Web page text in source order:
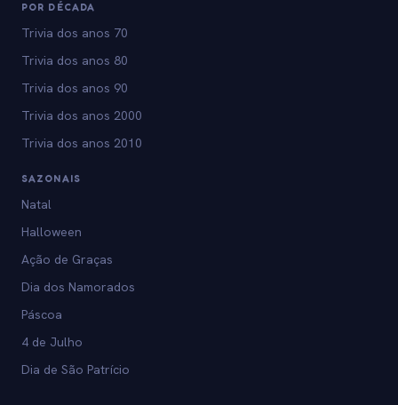
POR DÉCADA
Trivia dos anos 70
Trivia dos anos 80
Trivia dos anos 90
Trivia dos anos 2000
Trivia dos anos 2010
SAZONAIS
Natal
Halloween
Ação de Graças
Dia dos Namorados
Páscoa
4 de Julho
Dia de São Patrício